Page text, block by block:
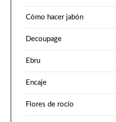
Cómo hacer jabón
Decoupage
Ebru
Encaje
Flores de rocío